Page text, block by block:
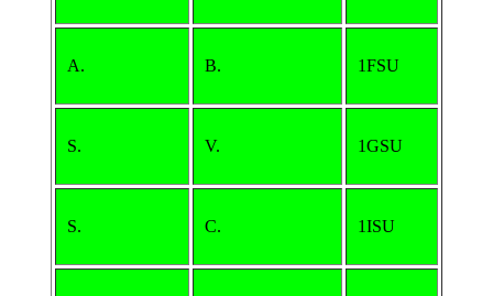
A. B. 1FSU
S. V. 1GSU
S. C. 1ISU